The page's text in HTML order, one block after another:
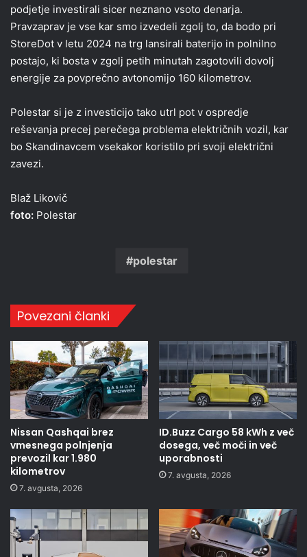
podjetje investirali sicer neznano vsoto denarja.
Pravzaprav je vse kar smo izvedeli zgolj to, da bodo pri
StoreDot v letu 2024 na trg lansirali baterijo in polnilno
postajo, ki bosta v zgolj petih minutah zagotovili dovolj
energije za povprečno avtonomijo 160 kilometrov.
Polestar si je z investicijo tako utrl pot v ospredje
reševanja precej perečega problema električnih vozil, kar
bo Skandinavcem vsekakor koristilo pri svoji električni
zavezi.
Blaž Likovič
foto: Polestar
polestar
Povezani članki
Nissan Qashqai brez
vmesnega polnjenja
prevozil kar 1.980
kilometrov
7. avgusta, 2026
ID.Buzz Cargo 58 kWh z več
dosega, več moči in več
uporabnosti
7. avgusta, 2026